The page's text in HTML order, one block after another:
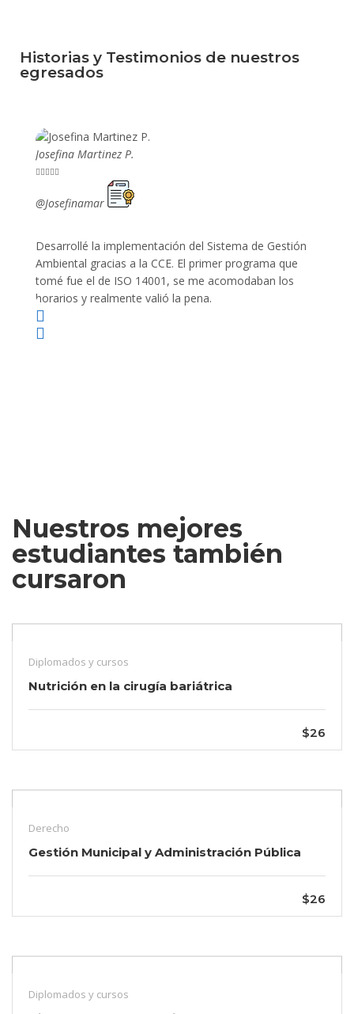
Historias y Testimonios de nuestros
egresados
Josefina Martinez P.

@Josefinamar
Desarrollé la implementación del Sistema de Gestión
Ambiental gracias a la CCE. El primer programa que
tomé fue el de ISO 14001, se me acomodaban los
horarios y realmente valió la pena.
Nuestros mejores
estudiantes también
cursaron
Diplomados y cursos
Nutrición en la cirugía bariátrica
$26
Derecho
Gestión Municipal y Administración Pública
$26
Diplomados y cursos